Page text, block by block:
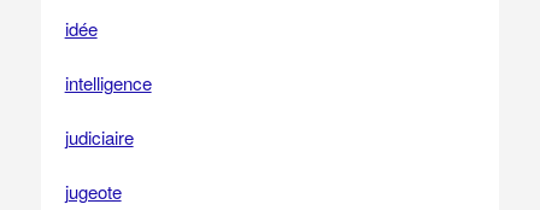
idée
intelligence
judiciaire
jugeote